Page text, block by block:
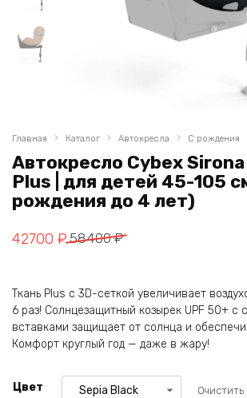
Главная Каталог Автокресла С рождения
Автокресло Cybex
Plus | для детей 45-105
рождения до 4 лет)
58400₽
Первоначальная
58400 ₽.
42700 ₽
Текущая
Ткань Plus с 3D-сеткой увеличивает
6 раз! Солнцезащитный козырек UPF 50+ с
вставками защищает от солнца и
Комфорт круглый год — даже в жару!
Цвет Очистить